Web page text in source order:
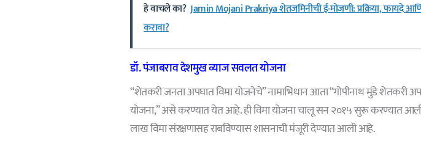
हे वाचले का? Jamin Mojani Prakriya शेतजमिनीची ई-मोजणी: प्रक्रिया, फायदे
करावा?
डॉ. पंजाबराव देशमुख व्याज सवलत योजना
“शेतकरी जनता अपघात विमा योजनेचे” नामाभिधान आता “गोपीनाथ मुंडे शेतकरी
योजना,” असे करण्यात येत आहे. ही विमा योजना चालू सन २०१५ सुरू करण्यात
लाख विमा संरक्षणासह राबविण्यास शासनाची मंजूरी देण्यात आली आहे.